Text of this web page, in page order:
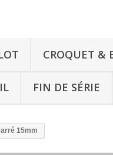
CROQUET &
FIN DE SÉRIE
15mm